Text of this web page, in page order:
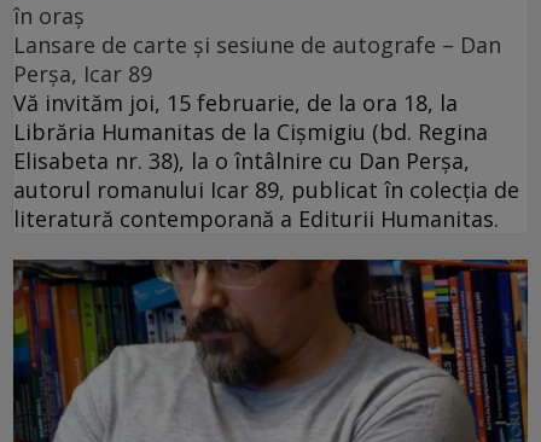
în oraș
Lansare de carte și sesiune de autografe – Dan
Perșa, Icar 89
Vă invităm joi, 15 februarie, de la ora 18, la
Librăria Humanitas de la Cişmigiu (bd. Regina
Elisabeta nr. 38), la o întâlnire cu Dan Perșa,
autorul romanului Icar 89, publicat în colecția de
literatură contemporană a Editurii Humanitas.